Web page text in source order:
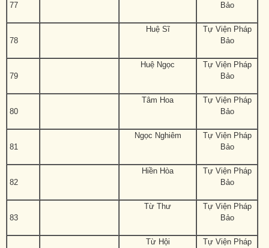
77
Bảo
78
Huệ Sĩ
Tự Viện Pháp
Bảo
79
Huệ Ngọc
Tự Viện Pháp
Bảo
80
Tâm Hoa
Tự Viện Pháp
Bảo
81
Ngọc Nghiêm
Tự Viện Pháp
Bảo
82
Hiền Hòa
Tự Viện Pháp
Bảo
83
Từ Thư
Tự Viện Pháp
Bảo
Từ Hội
Tự Viện Pháp